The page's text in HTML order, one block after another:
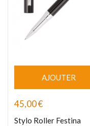
AJOUTER
45,00€
Stylo Roller Festina